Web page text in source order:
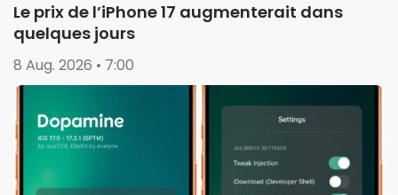
Le prix de l’iPhone 17 augmenterait dans
quelques jours
8 Aug. 2026 • 7:00